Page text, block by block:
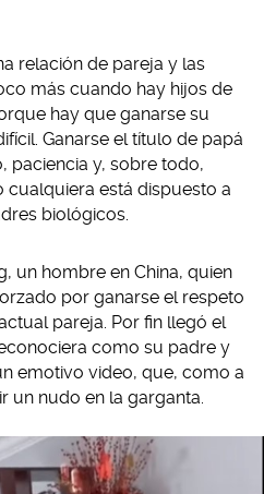
relación de pareja y las
más cuando hay hijos de
hay que ganarse su
Ganarse el título de papá
paciencia y, sobre todo,
está dispuesto a
biológicos.
un hombre en China, quien
por ganarse el respeto
pareja. Por fin llegó el
como su padre y
emotivo video, que, como a
un nudo en la garganta.